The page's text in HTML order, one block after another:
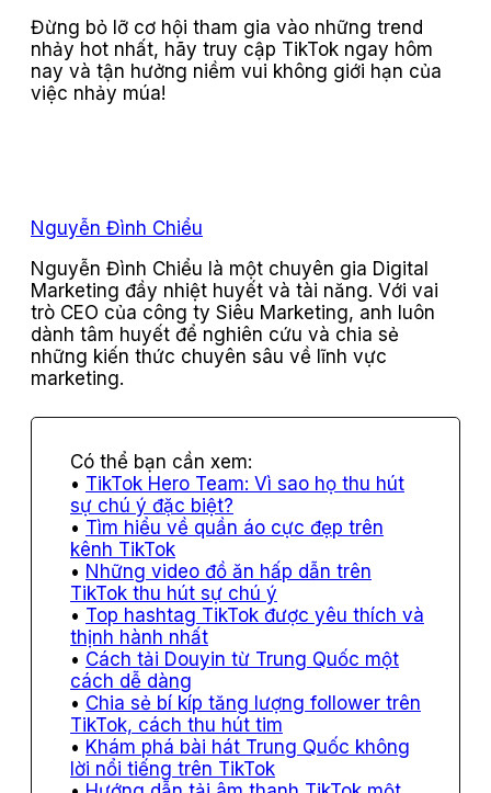
Đừng bỏ lỡ cơ hội tham gia vào những trend
nhảy hot nhất, hãy truy cập TikTok ngay hôm
nay và tận hưởng niềm vui không giới hạn của
việc nhảy múa!
Nguyễn Đình Chiểu
Nguyễn Đình Chiểu là một chuyên gia Digital
Marketing đầy nhiệt huyết và tài năng. Với vai
trò CEO của công ty Siêu Marketing, anh luôn
dành tâm huyết để nghiên cứu và chia sẻ
những kiến thức chuyên sâu về lĩnh vực
marketing.
TikTok Hero Team: Vì sao họ thu hút
sự chú ý đặc biệt?
Tìm hiểu về quần áo cực đẹp trên
kênh TikTok
Những video đồ ăn hấp dẫn trên
TikTok thu hút sự chú ý
Top hashtag TikTok được yêu thích và
thịnh hành nhất
Cách tải Douyin từ Trung Quốc một
cách dễ dàng
Chia sẻ bí kíp tăng lượng follower trên
TikTok, cách thu hút tim
Khám phá bài hát Trung Quốc không
lời nổi tiếng trên TikTok